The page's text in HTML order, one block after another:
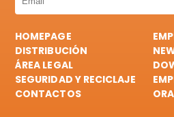
HOMEPAGE
DISTRIBUCIÓN
ÁREA LEGAL
SEGURIDAD Y RECICLAJE
CONTACTOS